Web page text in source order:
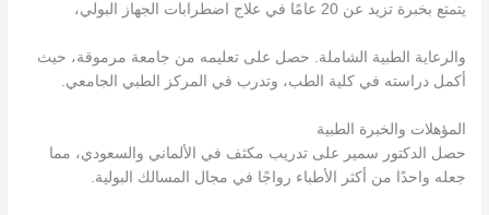
يتمتع بخبرة تزيد عن 20 عامًا في علاج اضطرابات الجهاز البولي،
والرعاية الطبية الشاملة. حصل على تعليمه من جامعة مرموقة، حيث
أكمل دراسته في كلية الطب، وتدرب في المركز الطبي الجامعي.
المؤهلات والخبرة الطبية
حصل الدكتور سمير على تدريب مكثف في الألماني والسعودي، مما
جعله واحدًا من أكثر الأطباء رواجًا في مجال المسالك البولية.